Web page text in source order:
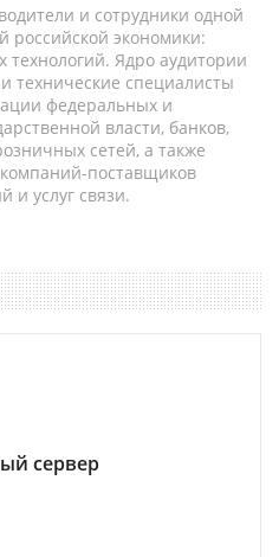
и сотрудники одной
российской экономики:
Ядро аудитории
технические специалисты
федеральных и
власти, банков,
сетей, а также
поставщиков
и услуг связи.
сервер